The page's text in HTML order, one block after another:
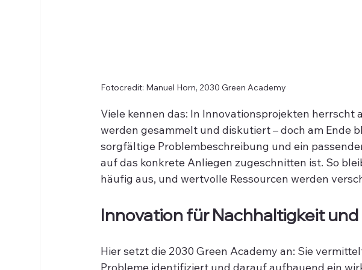
Fotocredit: Manuel Horn, 2030 Green Academy
Viele kennen das: In Innovationsprojekten herrscht
werden gesammelt und diskutiert – doch am Ende
sorgfältige Problembeschreibung und ein
auf das konkrete Anliegen zugeschnitten ist. So
häufig aus, und wertvolle Ressourcen werden
Innovation für Nachhaltigkeit
Hier setzt die 2030 Green Academy an: Sie